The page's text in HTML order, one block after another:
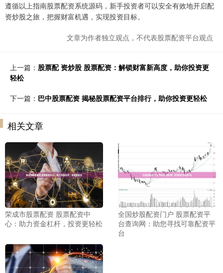
遵循以上指南股票配资系统源码，新手投资者可以安全有效地开启配
资炒股之旅，把握财富机遇，实现投资目标。
文章为作者独立观点，不代表股票配资平台观点
上一篇： 股票配 资炒股 股票配资：解锁财富新高度，助你投资更
轻松
下一篇： 巴中股票配资 揭秘股票配资平台排行，助你投资更轻松
相关文章
荣成市股票配资 股票配资中
心：助力资金杠杆，投资更轻松
全国炒股配资门户 股票配资平
台查询网：助您寻找可靠配资平
台